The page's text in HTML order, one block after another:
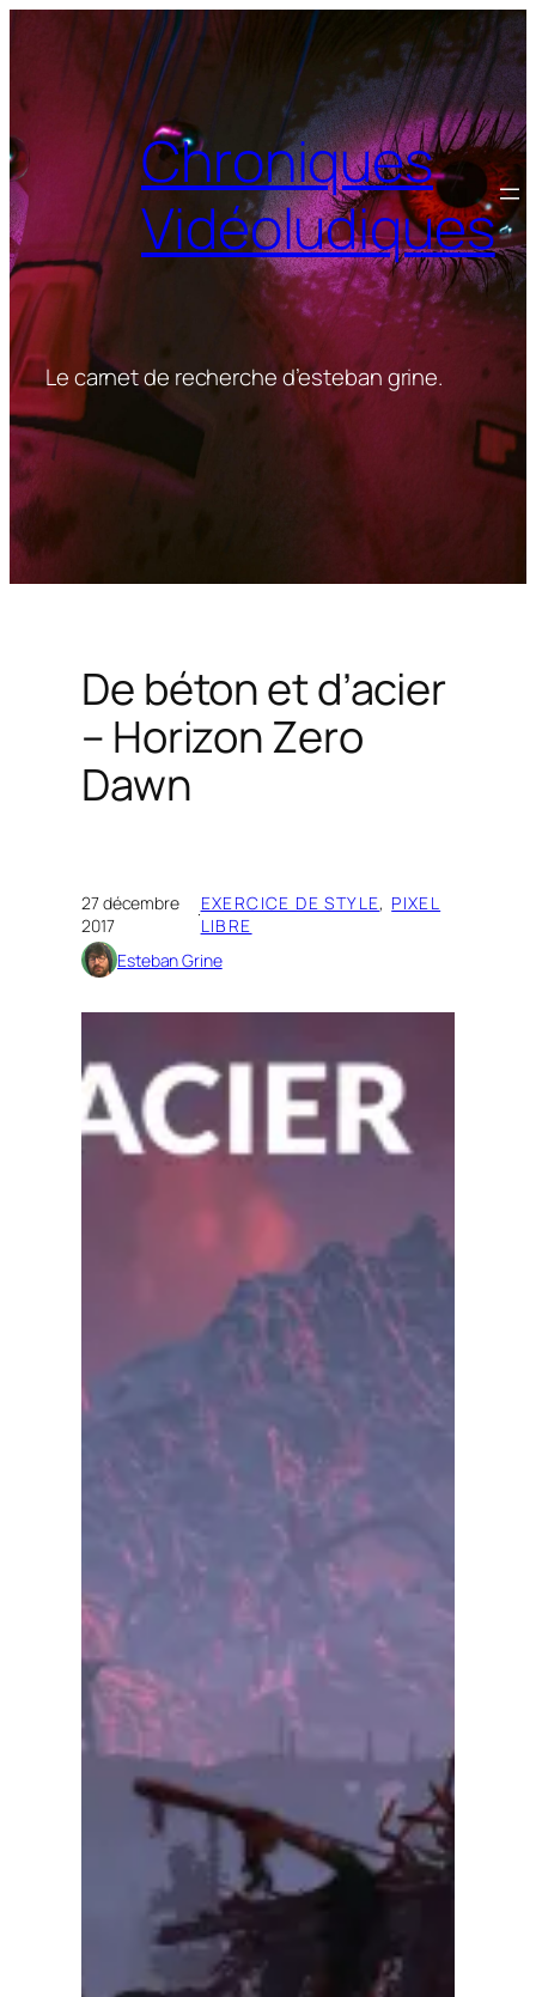
Chroniques
Vidéoludiques
Le carnet de recherche d’esteban grine.
De béton et d’acier
– Horizon Zero
Dawn
27 décembre
2017
·EXERCICE DE STYLE, PIXEL
LIBRE
Esteban Grine